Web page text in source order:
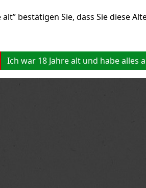
bestätigen Sie, dass Sie diese
Ich war 18 Jahre alt und habe alles
€ ohne VAT 2.99 €
Next